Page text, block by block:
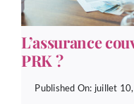
L’assurance
PRK ?
Published On: juillet